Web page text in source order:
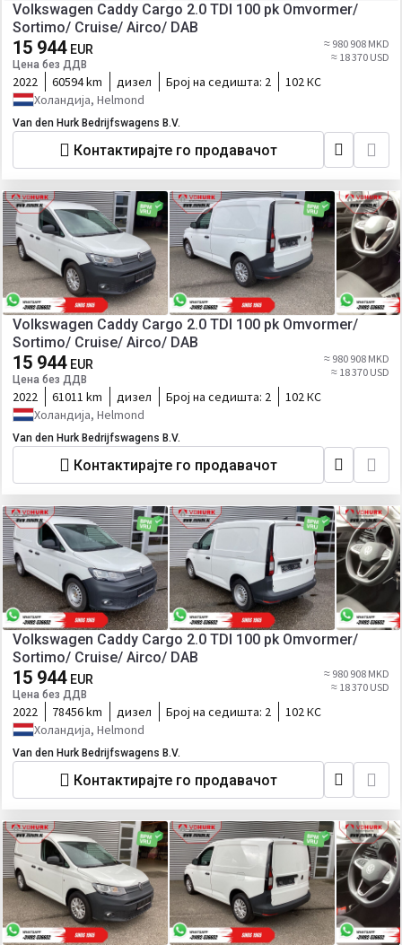
Volkswagen Caddy Cargo 2.0 TDI 100 pk Omvormer/
Sortimo/ Cruise/ Airco/ DAB
15 944 EUR
Цена без ДДВ
≈ 980 908 MKD
≈ 18 370 USD
2022 60594 km дизел Број на седишта: 2
102 КС
Холандија, Helmond
Van den Hurk Bedrijfswagens B.V.
Контактирајте го продавачот
Volkswagen Caddy Cargo 2.0 TDI 100 pk Omvormer/
Sortimo/ Cruise/ Airco/ DAB
15 944 EUR
Цена без ДДВ
≈ 980 908 MKD
≈ 18 370 USD
2022 61011 km дизел Број на седишта: 2
102 КС
Холандија, Helmond
Van den Hurk Bedrijfswagens B.V.
Контактирајте го продавачот
Volkswagen Caddy Cargo 2.0 TDI 100 pk Omvormer/
Sortimo/ Cruise/ Airco/ DAB
15 944 EUR
Цена без ДДВ
≈ 980 908 MKD
≈ 18 370 USD
2022 78456 km дизел Број на седишта: 2
102 КС
Холандија, Helmond
Van den Hurk Bedrijfswagens B.V.
Контактирајте го продавачот